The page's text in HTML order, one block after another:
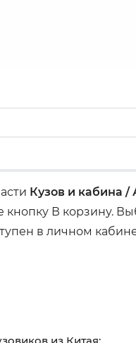
Кузов и кабина /
В корзину.
в личном